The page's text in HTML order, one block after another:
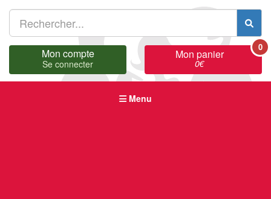
Mon compte
Se connecter
Mon panier
0€
0
Menu